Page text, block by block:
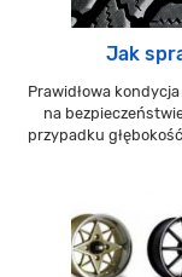
Jak
Prawidłowa
na
przypadku